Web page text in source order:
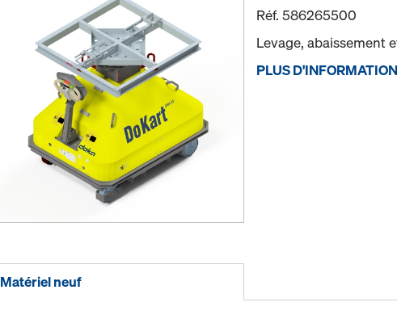
Réf.586265500
Levage, abaissement
PLUS
Matériel neuf